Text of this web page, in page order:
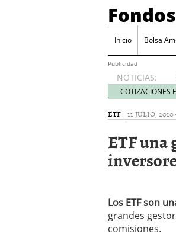
Inicio Bolsa
Publicidad
NOTICIAS:
COTIZACIONES
ETF | 11 JULIO, 2010
ETF una
Los ETF son
grandes
comisiones.